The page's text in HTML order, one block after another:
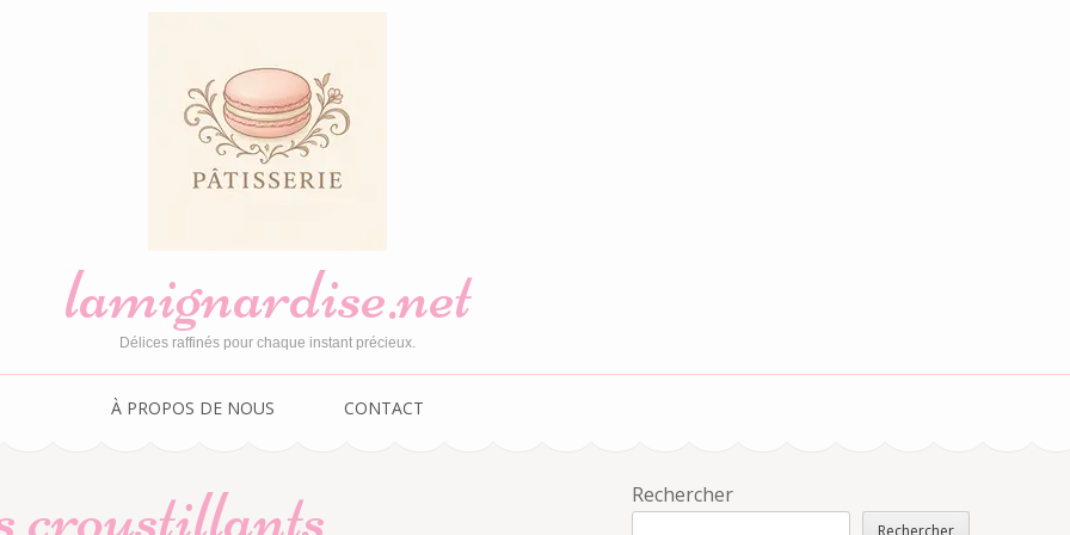
lamignardise.net
Délices raffinés pour chaque instant précieux.
À PROPOS DE NOUS CONTACT
croustillants Rechercher